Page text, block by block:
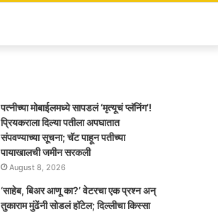
पत्नीच्या मोबाईलमध्ये सापडलं ‘मृत्यूचं प्लॅनिंग’!
प्रियकराला दिल्या पतीला अपघातात
संपवण्याच्या सूचना; चॅट पाहून पतीच्या
पायाखालची जमीन सरकली
August 8, 2026
‘साहेब, बिअर आणू का?’ वेटरचा एक प्रश्न अन्
तुकाराम मुंढेंनी सोडलं हॉटेल; दिल्लीचा किस्सा